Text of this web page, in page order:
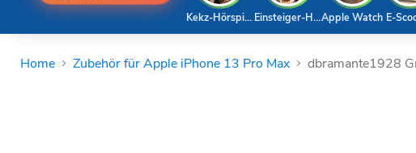
E-
Apple Watch
Einsteiger-Handy
Kekz-Hörspiele
Home Zubehör für Apple iPhone 13 Pro Max dbramante1928